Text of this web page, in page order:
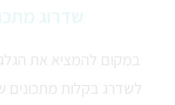
שדרוג
במקום להמציא את
לשדרג בקלות מתכונים